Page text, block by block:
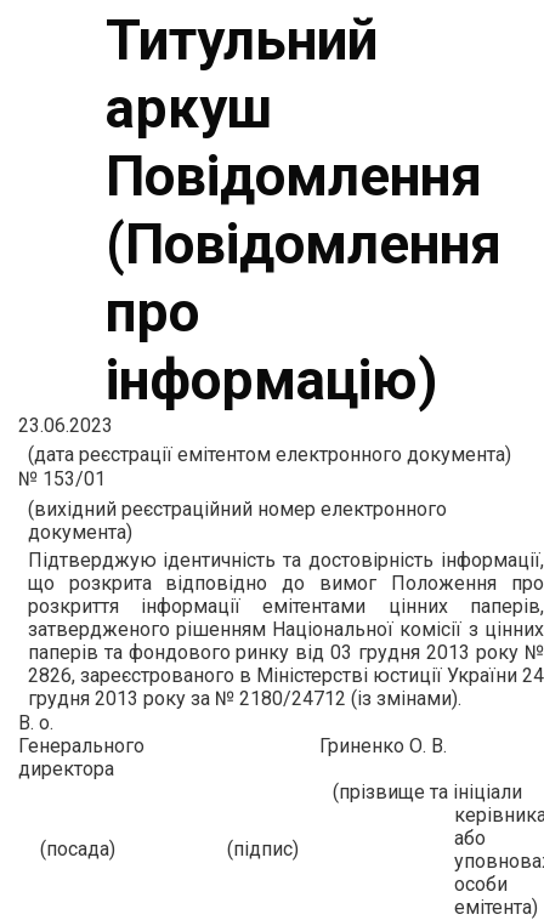
Титульний
аркуш
Повідомлення
(Повідомлення
про
інформацію)
23.06.2023
(дата реєстрації емітентом електронного документа)
№ 153/01
(вихідний реєстраційний номер електронного
документа)
Підтверджую ідентичність та достовірність інформації,
що розкрита відповідно до вимог Положення про
розкриття інформації емітентами цінних паперів,
затвердженого рішенням Національної комісії з цінних
паперів та фондового ринку від 03 грудня 2013 року №
2826, зареєстрованого в Міністерстві юстиції України 24
грудня 2013 року за № 2180/24712 (із змінами).
В. о.
Генерального
директора
Гриненко О. В.
(посада) (підпис)
(прізвище та ініціали
або
особи
емітента)